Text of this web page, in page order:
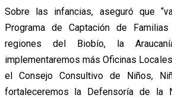
Sobre las infancias, aseguró que
Programa de Captación de
regiones del Biobío, la
implementaremos más Oficinas
el Consejo Consultivo de Niños,
fortaleceremos la Defensoría de la